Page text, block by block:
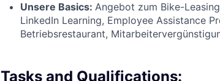
Unsere Basics: Angebot zum Bike-
LinkedIn Learning, Employee Assistance
Betriebsrestaurant,
Tasks and Qualifications: